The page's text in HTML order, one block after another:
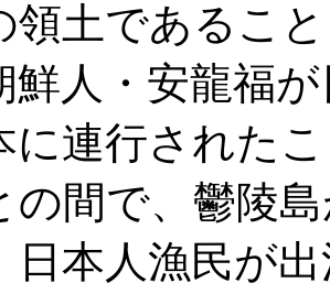
領土であるこ
鮮人・安龍福
に連行された
の間で、鬱陵
日本人漁民が